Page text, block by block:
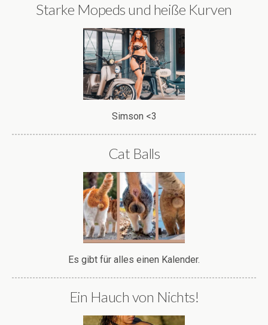
Starke Mopeds und heiße Kurven
Simson <3
Cat Balls
Es gibt für alles einen Kalender.
Ein Hauch von Nichts!